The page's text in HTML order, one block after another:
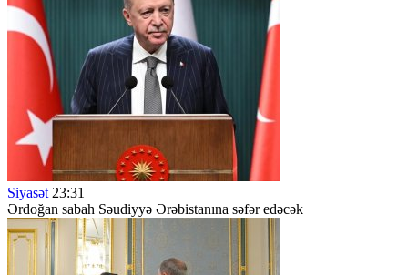
Siyasət 23:31
Ərdoğan sabah Səudiyyə Ərəbistanına səfər edəcək